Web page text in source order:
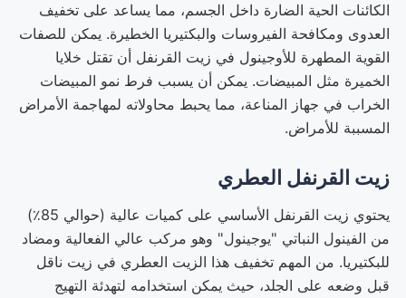
الكائنات الحية الضارة داخل الجسم، مما يساعد على تخفيف
العدوى ومكافحة الفيروسات والبكتيريا الخطيرة. يمكن للصفات
القوية المطهرة للأوجينول في زيت القرنفل أن تقتل خلايا
الخميرة مثل المبيضات. يمكن أن يسبب فرط نمو المبيضات
الخراب في جهاز المناعة، مما يحبط محاولاته لمهاجمة الأمراض
المسببة للأمراض.
زيت القرنفل العطري
يحتوي زيت القرنفل الأساسي على كميات عالية (حوالي 85٪)
من الفينول النباتي "يوجينول" وهو مركب عالي الفعالية ومضاد
للبكتيريا. من المهم تخفيف هذا الزيت العطري في زيت ناقل
قبل وضعه على الجلد، حيث يمكن استخدامه لتهدئة التهيج